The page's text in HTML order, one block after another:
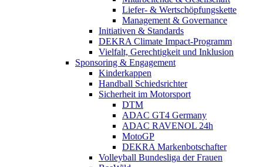
Liefer- & Wertschöpfungskette
Management & Governance
Initiativen & Standards
DEKRA Climate Impact-Programm
Vielfalt, Gerechtigkeit und Inklusion​
Sponsoring & Engagement
Kinderkappen
Handball Schiedsrichter
Sicherheit im Motorsport
DTM
ADAC GT4 Germany
ADAC RAVENOL 24h
MotoGP
DEKRA Markenbotschafter
Volleyball Bundesliga der Frauen